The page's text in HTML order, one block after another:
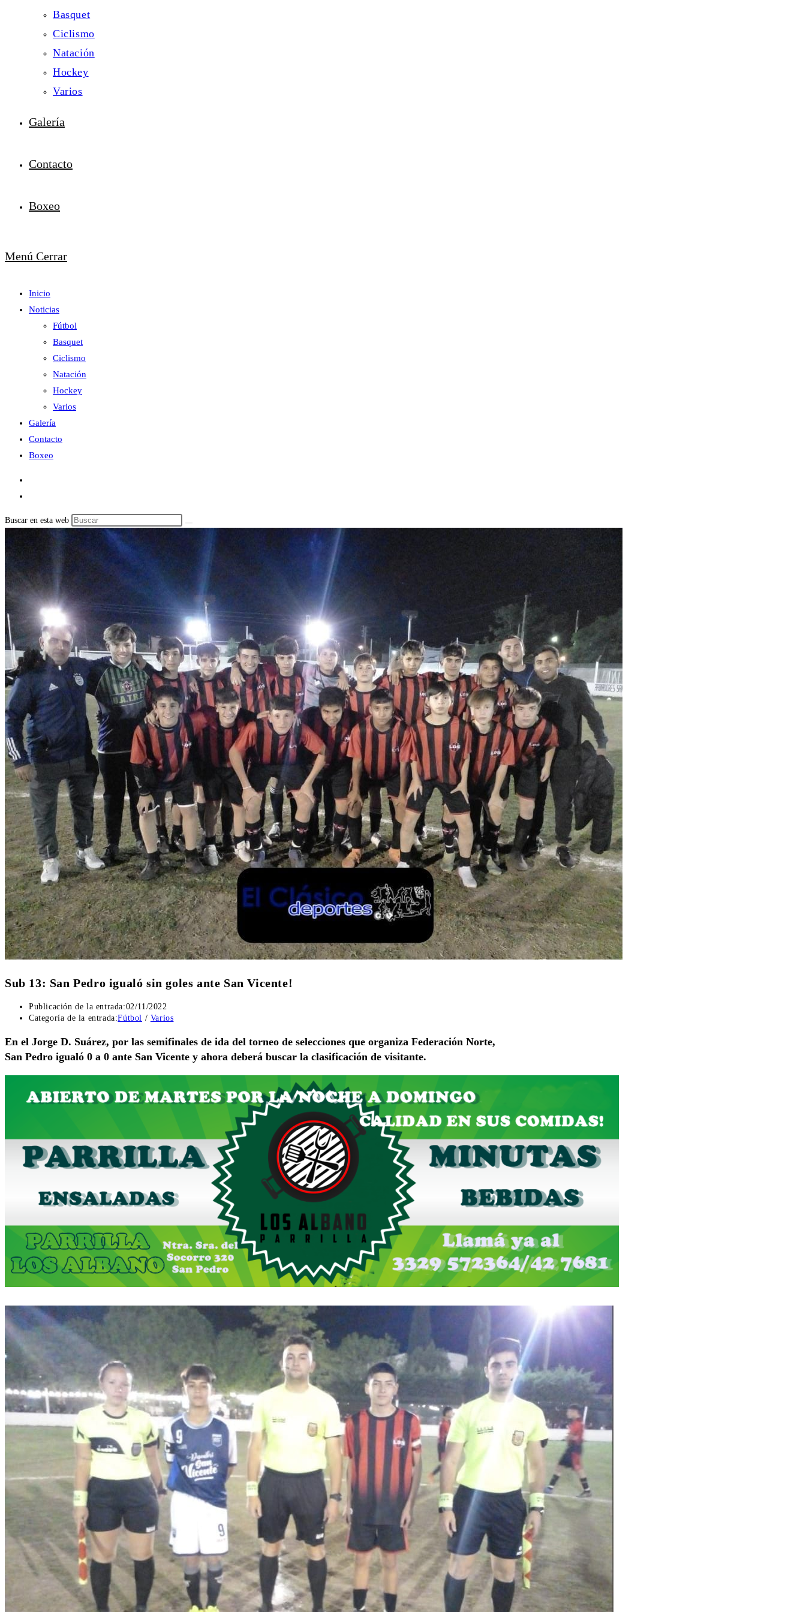
Basquet
Ciclismo
Natación
Hockey
Varios
Galería
Contacto
Boxeo
Menú Cerrar
Inicio
Noticias
Fútbol
Basquet
Ciclismo
Natación
Hockey
Varios
Galería
Contacto
Boxeo
Buscar en esta web
Sub 13: San Pedro igualó sin goles ante San Vicente!
Publicación de la entrada:02/11/2022
Categoría de la entrada:Fútbol / Varios
En el Jorge D. Suárez, por las semifinales de ida del torneo de selecciones que organiza Federación Norte,
San Pedro igualó 0 a 0 ante San Vicente y ahora deberá buscar la clasificación de visitante.